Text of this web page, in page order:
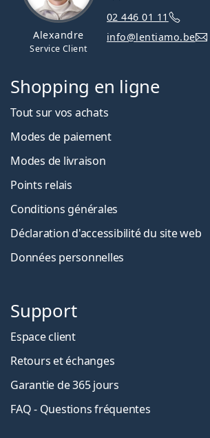
Alexandre
Service Client
02 446 01 11
info@lentiamo.be
Shopping en ligne
Tout sur vos achats
Modes de paiement
Modes de livraison
Points relais
Conditions générales
Déclaration d'accessibilité du site web
Données personnelles
Support
Espace client
Retours et échanges
Garantie de 365 jours
FAQ - Questions fréquentes